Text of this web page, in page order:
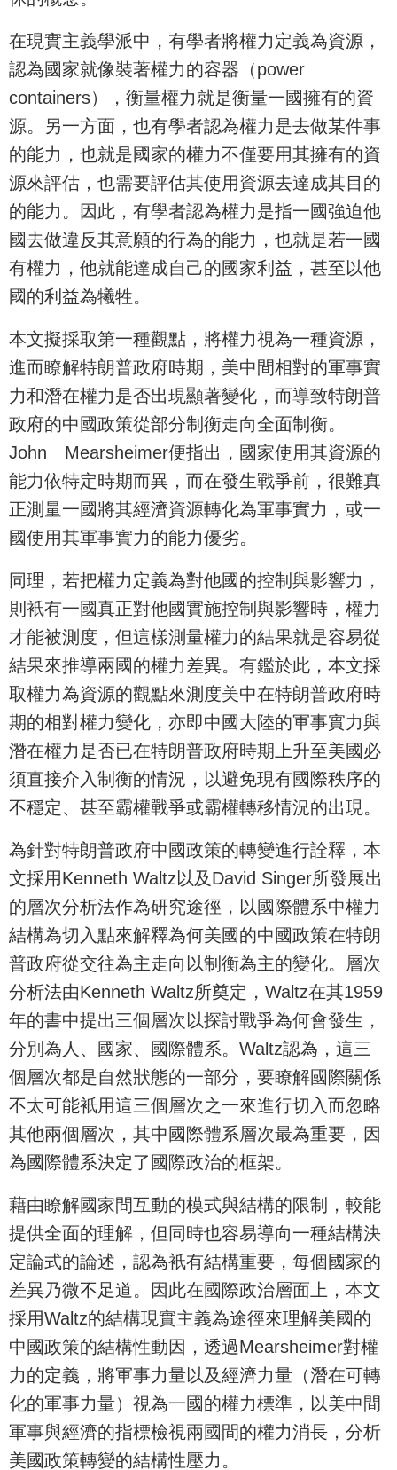
在現實主義學派中，有學者將權力定義為資源，
認為國家就像裝著權力的容器（power
containers），衡量權力就是衡量一國擁有的資
源。另一方面，也有學者認為權力是去做某件事
的能力，也就是國家的權力不僅要用其擁有的資
源來評估，也需要評估其使用資源去達成其目的
的能力。因此，有學者認為權力是指一國強迫他
國去做違反其意願的行為的能力，也就是若一國
有權力，他就能達成自己的國家利益，甚至以他
國的利益為犧牲。
本文擬採取第一種觀點，將權力視為一種資源，
進而瞭解特朗普政府時期，美中間相對的軍事實
力和潛在權力是否出現顯著變化，而導致特朗普
政府的中國政策從部分制衡走向全面制衡。
John Mearsheimer便指出，國家使用其資源的
能力依特定時期而異，而在發生戰爭前，很難真
正測量一國將其經濟資源轉化為軍事實力，或一
國使用其軍事實力的能力優劣。
同理，若把權力定義為對他國的控制與影響力，
則衹有一國真正對他國實施控制與影響時，權力
才能被測度，但這樣測量權力的結果就是容易從
結果來推導兩國的權力差異。有鑑於此，本文採
取權力為資源的觀點來測度美中在特朗普政府時
期的相對權力變化，亦即中國大陸的軍事實力與
潛在權力是否已在特朗普政府時期上升至美國必
須直接介入制衡的情況，以避免現有國際秩序的
不穩定、甚至霸權戰爭或霸權轉移情況的出現。
為針對特朗普政府中國政策的轉變進行詮釋，本
文採用Kenneth Waltz以及David Singer所發展出
的層次分析法作為研究途徑，以國際體系中權力
結構為切入點來解釋為何美國的中國政策在特朗
普政府從交往為主走向以制衡為主的變化。層次
分析法由Kenneth Waltz所奠定，Waltz在其1959
年的書中提出三個層次以探討戰爭為何會發生，
分別為人、國家、國際體系。Waltz認為，這三
個層次都是自然狀態的一部分，要瞭解國際關係
不太可能衹用這三個層次之一來進行切入而忽略
其他兩個層次，其中國際體系層次最為重要，因
為國際體系決定了國際政治的框架。
藉由瞭解國家間互動的模式與結構的限制，較能
提供全面的理解，但同時也容易導向一種結構決
定論式的論述，認為衹有結構重要，每個國家的
差異乃微不足道。因此在國際政治層面上，本文
採用Waltz的結構現實主義為途徑來理解美國的
中國政策的結構性動因，透過Mearsheimer對權
力的定義，將軍事力量以及經濟力量（潛在可轉
化的軍事力量）視為一國的權力標準，以美中間
軍事與經濟的指標檢視兩國間的權力消長，分析
美國政策轉變的結構性壓力。